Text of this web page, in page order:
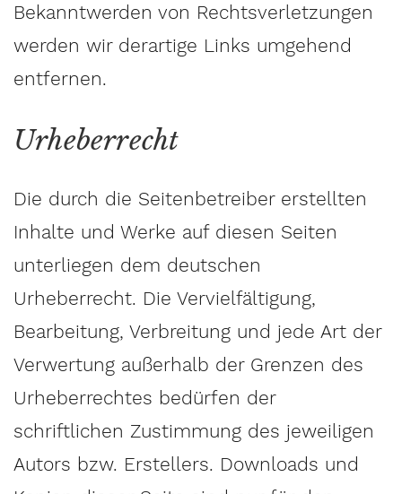
Bekanntwerden von Rechtsverletzungen
werden wir derartige Links umgehend
entfernen.
Urheberrecht
Die durch die Seitenbetreiber erstellten
Inhalte und Werke auf diesen Seiten
unterliegen dem deutschen
Urheberrecht. Die Vervielfältigung,
Bearbeitung, Verbreitung und jede Art der
Verwertung außerhalb der Grenzen des
Urheberrechtes bedürfen der
schriftlichen Zustimmung des jeweiligen
Autors bzw. Erstellers. Downloads und